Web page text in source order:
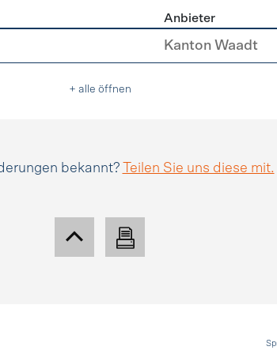
Anbieter
Kanton Waadt
+ alle öffnen
bekannt? Teilen Sie uns diese mit.